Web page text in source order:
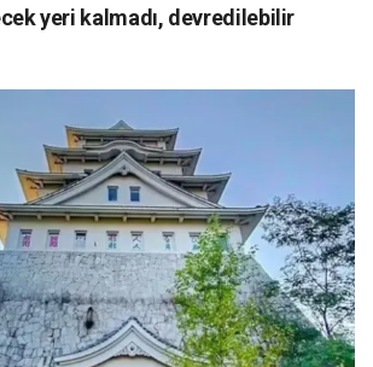
yeri kalmadı, devredilebilir